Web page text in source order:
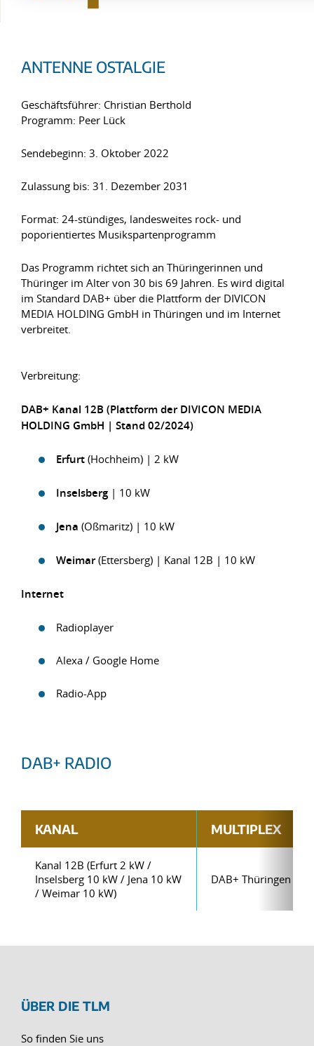
ANTENNE OSTALGIE
Geschäftsführer: Christian Berthold
Programm: Peer Lück
Sendebeginn: 3. Oktober 2022
Zulassung bis: 31. Dezember 2031
Format: 24-stündiges, landesweites rock- und
poporientiertes Musikspartenprogramm
Das Programm richtet sich an Thüringerinnen und
Thüringer im Alter von 30 bis 69 Jahren. Es wird digital
im Standard DAB+ über die Plattform der DIVICON
MEDIA HOLDING GmbH in Thüringen und im Internet
verbreitet.
Verbreitung:
DAB+ Kanal 12B (Plattform der DIVICON MEDIA
HOLDING GmbH | Stand 02/2024)
Erfurt (Hochheim) | 2 kW
Inselsberg | 10 kW
Jena (Oßmaritz) | 10 kW
Weimar(Ettersberg) | Kanal 12B | 10 kW
Internet
Radioplayer
Alexa / Google Home
Radio-App
DAB+ RADIO
KANAL MULTIPLEX
Kanal 12B (Erfurt 2 kW /
Inselsberg 10 kW / Jena 10 kW
/ Weimar 10 kW)
DAB+ Thüringen
ÜBER DIE TLM
So finden Sie uns